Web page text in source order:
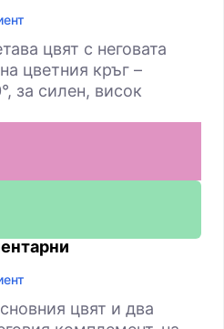
цвят с неговата
цветния кръг –
за силен, висок
цвят и два